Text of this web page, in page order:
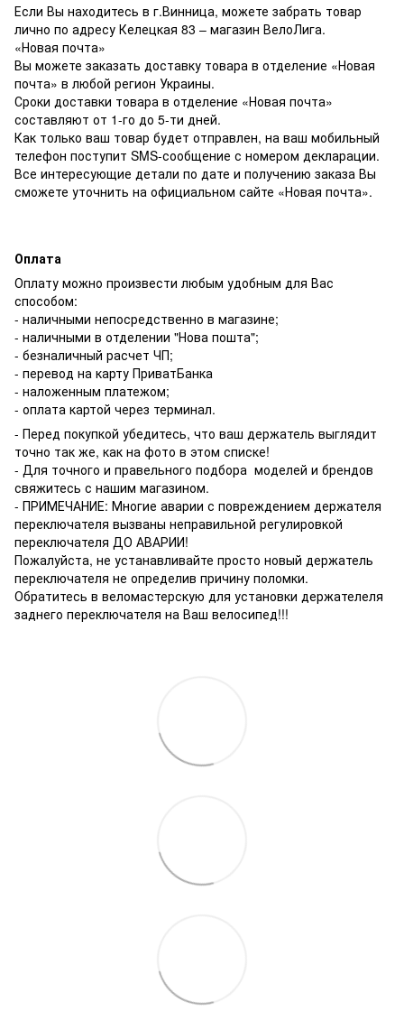
Если Вы находитесь в г.Винница, можете забрать товар
лично по адресу Келецкая 83 – магазин ВелоЛига.
«Новая почта»
Вы можете заказать доставку товара в отделение «Новая
почта» в любой регион Украины.
Сроки доставки товара в отделение «Новая почта»
составляют от 1-го до 5-ти дней.
Как только ваш товар будет отправлен, на ваш мобильный
телефон поступит SMS-сообщение с номером декларации.
Все интересующие детали по дате и получению заказа Вы
сможете уточнить на официальном сайте «Новая почта».
Оплата
Оплату можно произвести любым удобным для Вас
способом:
- наличными непосредственно в магазине;
- наличными в отделении "Нова пошта";
- безналичный расчет ЧП;
- перевод на карту ПриватБанка
- наложенным платежом;
- оплата картой через терминал.
- Перед покупкой убедитесь, что ваш держатель выглядит
точно так же, как на фото в этом списке!
- Для точного и правельного подбора моделей и брендов
свяжитесь с нашим магазином.
- ПРИМЕЧАНИЕ: Многие аварии с повреждением держателя
переключателя вызваны неправильной регулировкой
переключателя ДО АВАРИИ!
Пожалуйста, не устанавливайте просто новый держатель
переключателя не определив причину поломки.
Обратитесь в веломастерскую для установки держателеля
заднего переключателя на Ваш велосипед!!!